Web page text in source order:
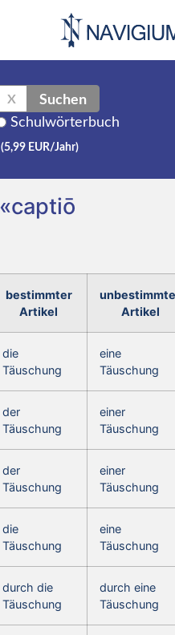
X Suchen
Schulwörterbuch
EUR/Jahr)
bestimmter
Artikel
Artikel
die
Täuschung
eine
Täuschung
der
Täuschung
einer
Täuschung
der
Täuschung
einer
Täuschung
die
Täuschung
eine
Täuschung
durch die
Täuschung
durch eine
Täuschung